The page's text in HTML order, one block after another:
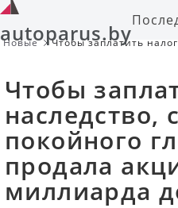
autoparus.by
Новые
Чтобы заплатить
миллиарда долларов
Чтобы
наследство,
покойного
продала
миллиарда